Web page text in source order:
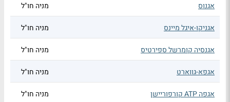
אגנוס מניה חו"ל
אגניקו-איגל מיינס מניה חו"ל
אגנסיה קומרשל ספירטיס מניה חו"ל
אגפא-גווארט מניה חו"ל
אגפה ATP קורפוריישן מניה חו"ל